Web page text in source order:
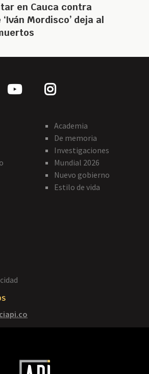
en Cauca contra
Mordisco’ deja al
Academia
De memoria
Investigaciones
Mundial 2026
Nuevo gobierno
Estilo de vida